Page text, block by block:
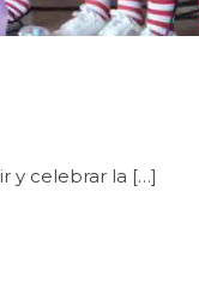
y celebrar la […]